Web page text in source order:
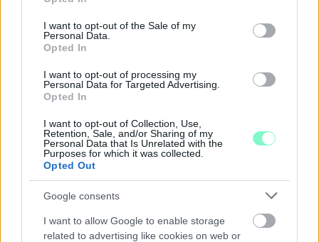
use your data for below specified purposes in below Google
consent section.
I want to opt-out of the Sale of my
Personal Data.
Opted In
I want to opt-out of processing my
Personal Data for Targeted Advertising.
Opted In
I want to opt-out of Collection, Use,
Retention, Sale, and/or Sharing of my
Personal Data that Is Unrelated with the
Purposes for which it was collected.
Opted Out
Google consents
I want to allow Google to enable storage
related to advertising like cookies on web or